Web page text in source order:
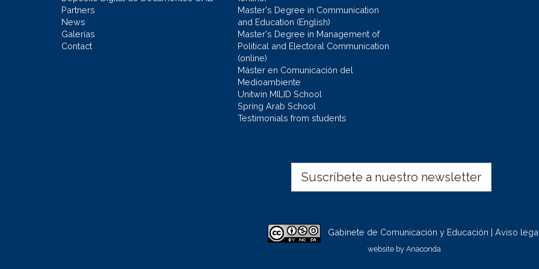
Partners
News
Galerías
Contact
Master's Degree in Communication
and Education (English)
Master's Degree in Management of
Political and Electoral Communication
(online)
Máster en Comunicación del
Medioambiente
Unitwin MILID School
Spring Arab School
Testimonials from students
Suscríbete a nuestro newsletter
Gabinete de Comunicación y Educación | Aviso
website by Anaconda